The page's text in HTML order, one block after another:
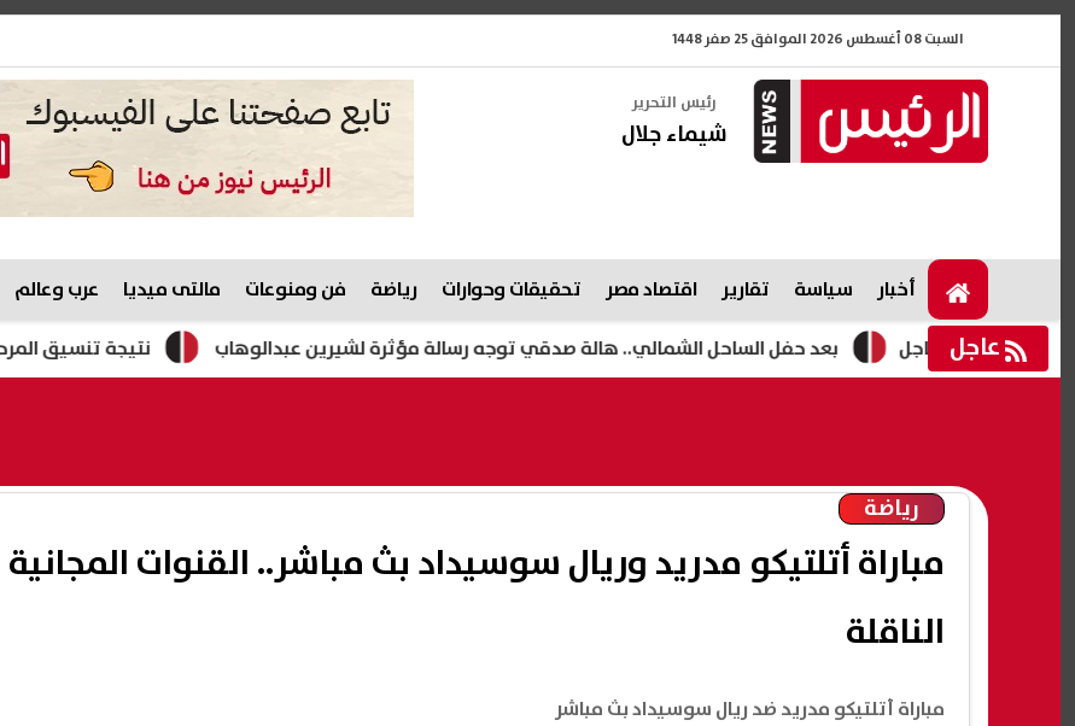
السبت 08 أغسطس 2026 الموافق 25 صفر 1448
رئيس التحرير
شيماء جلال
أخبار سياسة تقارير اقتصاد مصر تحقيقات وحوارات رياضة فن ومنوعات مالتى ميديا عرب وعالم
عاجل نتيجة تنسيق المرحلة الأولى 2026.. موعد إعلانها وما يحدث بعد غلق تسجيل الرغبات بعد حفل الساحل الشمالي.. هالة صدقي توجه رسالة مؤثرة لشيرين عبدالوهاب عاجل
رياضة
مباراة أتلتيكو مدريد ضد ريال سوسيداد بث مباشر
مباراة أتلتيكو مدريد وريال سوسيداد بث مباشر.. القنوات المجانية
الناقلة